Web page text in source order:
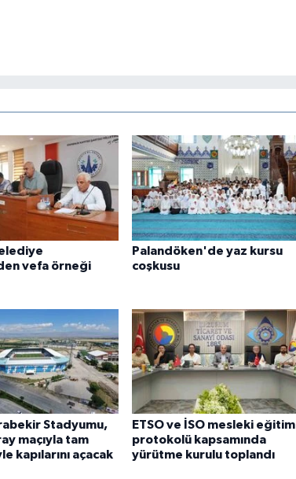
vefa örneği
Palandöken'de yaz kursu
coşkusu
Stadyumu,
maçıyla tam
kapılarını açacak
ETSO ve İSO mesleki eğitim
protokolü kapsamında
yürütme kurulu toplandı